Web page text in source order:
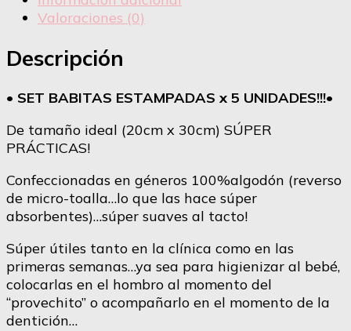
Valoraciones (0)
Descripción
• SET BABITAS ESTAMPADAS x 5 UNIDADES!!!•
De tamaño ideal (20cm x 30cm) SÚPER
PRÁCTICAS!
Confeccionadas en géneros 100%algodón (reverso
de micro-toalla…lo que las hace súper
absorbentes)…súper suaves al tacto!
Súper útiles tanto en la clínica como en las
primeras semanas…ya sea para higienizar al bebé,
colocarlas en el hombro al momento del
“provechito” o acompañarlo en el momento de la
dentición…